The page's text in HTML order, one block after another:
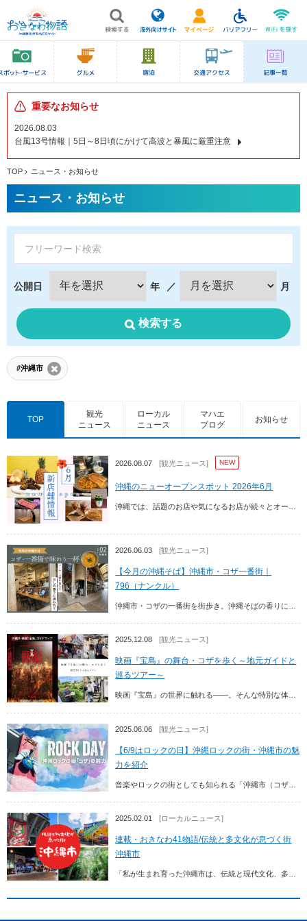
重要なお知らせ
2026.08.03
台風13号情報｜5日～8日頃にかけて高波と暴風に厳重注意
TOP ニュース・お知らせ
ニュース・お知らせ
公開日 年 ／ 月
検索する
#沖縄市
TOP
観光
ニュース
ローカル
ニュース
マハエ
ブログ
お知らせ
2026.08.07 [観光ニュース] NEW
沖縄のニューオープンスポット 2026年6月
2026.06.03 [観光ニュース]
【今月の沖縄そば】沖縄市・コザ一番街｜
796（ナンクル）
2025.12.08 [観光ニュース]
映画『宝島』の舞台・コザを歩く～地元ガイドと
巡るツアー～
映画『宝島』の世界に触れる――。そんな特別な体験を、ガイド付きツアーで叶えてみませんか。 このツアーでは、実際にロケに協力いただいた“ガイド役”の方がご案内。撮影時にあった舞...
2025.06.06 [観光ニュース]
【6/9はロックの日】沖縄ロックの街・沖縄市の魅
力を紹介
2025.02.01 [ローカルニュース]
連載・おきなわ41物語/伝統と多文化が息づく街
沖縄市